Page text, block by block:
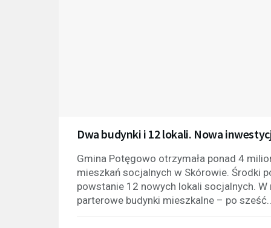
Dwa budynki i 12 lokali. Nowa
Gmina Potęgowo otrzymała ponad 4
mieszkań socjalnych w Skórowie. Środki
powstanie 12 nowych lokali socjalnych.
parterowe budynki mieszkalne – po